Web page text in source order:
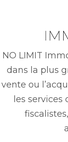
NO LIMIT
dans la plus
vente ou
les services